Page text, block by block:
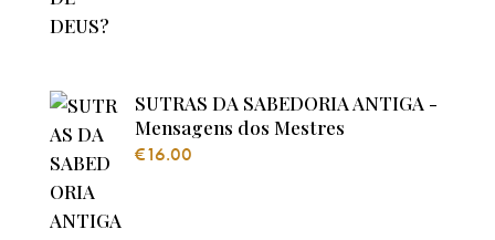
SUTRAS DA SABEDORIA ANTIGA -
Mensagens dos Mestres
€16.00